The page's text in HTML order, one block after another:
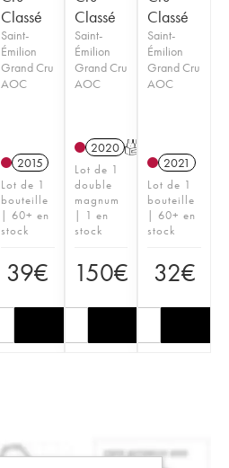
Classé
Saint-
Émilion
Grand Cru
AOC
2015
Lot de 1
bouteille
| 60+ en
stock
39€
Classé
Saint-
Émilion
Grand Cru
AOC
2020 T
Lot de 1
double
magnum
| 1 en
stock
150€
Classé
Saint-
Émilion
Grand Cru
AOC
2021
Lot de 1
bouteille
| 60+ en
stock
32€